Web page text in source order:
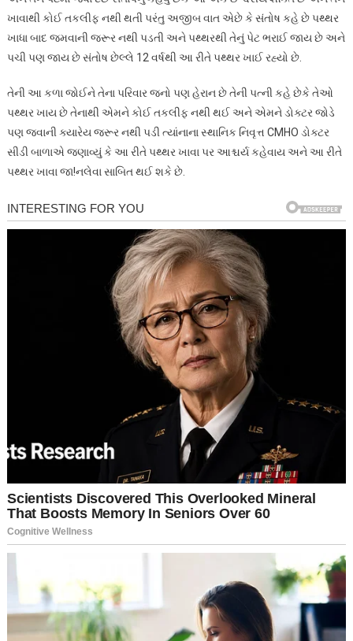
ખાવાથી કોઈ તકલીફ નથી થતી પરંતુ અજીબ વાત એછે કે સંતોષ કહે છે પથ્થર
ખાધા બાદ જમવાની જરૂર નથી પડતી અને પથ્થરથી તેનું પેટ ભરાઈ જાય છે અને
પચી પણ જાય છે સંતોષ છેલ્લે 12 વર્ષથી આ રીતે પથ્થર ખાઈ રહ્યો છે.
તેની આ કળા જોઈને તેના પરિવાર જનો પણ હેરાન છે તેની પત્ની કહે છેકે તેઓ
પથ્થર ખાય છે તેનાથી એમને કોઈ તકલીફ નથી થઈ અને એમને ડોક્ટર જોડે
પણ જવાની ક્યારેય જરૂર નથી પડી ત્યાંનાના સ્થાનિક નિવૃત્ત CMHO ડોક્ટર
સીડી બાળાએ જણાવ્યું કે આ રીતે પથ્થર ખાવા પર આશ્ચર્ય કહેવાય અને આ રીતે
પથ્થર ખાવા જા!નલેવા સાબિત થઈ શકે છે.